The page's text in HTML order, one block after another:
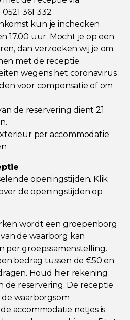
361 332.
kun je inchecken
17.00 uur. Mocht je op een
dan verzoeken wij je om
met de receptie.
wegens het coronavirus
voor compensatie of om
de reservering dient 21
per accommodatie
openingstijden. Klik
de openingstijden op
wordt een groepenborg
de waarborg kan
per groepssamenstelling.
bedrag tussen de €50 en
Houd hier rekening
de reservering. De receptie
waarborgsom
accommodatie netjes is